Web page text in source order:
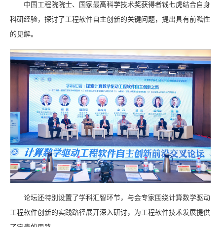
中国工程院院士、国家最高科学技术奖获得者钱七虎结合自身
科研经验，探讨了工程软件自主创新的关键问题，提出具有前瞻性
的见解。
论坛还特别设置了学科汇智环节，与会专家围绕计算数学驱动
工程软件创新的实践路径展开深入研讨，为工程软件技术发展提供